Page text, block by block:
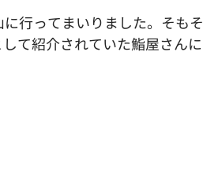
行ってまいりました。そもそ
て紹介されていた鮨屋さんに